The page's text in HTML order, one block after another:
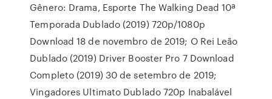
Gênero: Drama, Esporte The Walking Dead 10ª
Temporada Dublado (2019) 720p/1080p
Download 18 de novembro de 2019; O Rei Leão
Dublado (2019) Driver Booster Pro 7 Download
Completo (2019) 30 de setembro de 2019;
Vingadores Ultimato Dublado 720p Inabalável